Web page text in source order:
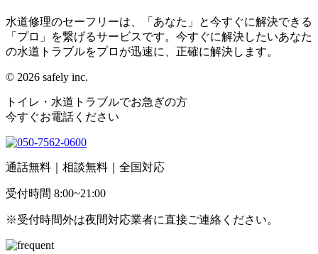
水道修理のセーフリーは、「あなた」と今すぐに解決できる
「プロ」を繋げるサービスです。今すぐに解決したいあなた
の水道トラブルをプロが迅速に、正確に解決します。
© 2026 safely inc.
トイレ・水道トラブルでお急ぎの方
今すぐお電話ください
通話無料｜相談無料｜全国対応
受付時間 8:00~21:00
※受付時間外は夜間対応業者に直接ご連絡ください。